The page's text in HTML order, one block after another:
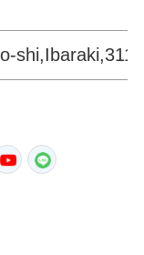
Facebook
YouTube